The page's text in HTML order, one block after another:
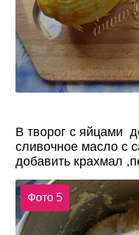
В творог с яйцами
сливочное масло с
добавить крахмал
Фото 5